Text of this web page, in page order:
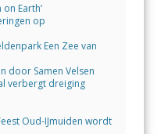
on Earth’
op
Een Zee van
door Samen Velsen
verbergt dreiging
Oud-IJmuiden wordt